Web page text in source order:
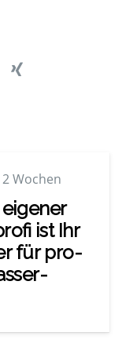
Wochen
ist Ihr
für pro­